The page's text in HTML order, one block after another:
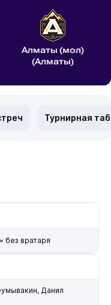
Алматы (мол)
(Алматы)
Турнирная
без вратаря
Данил